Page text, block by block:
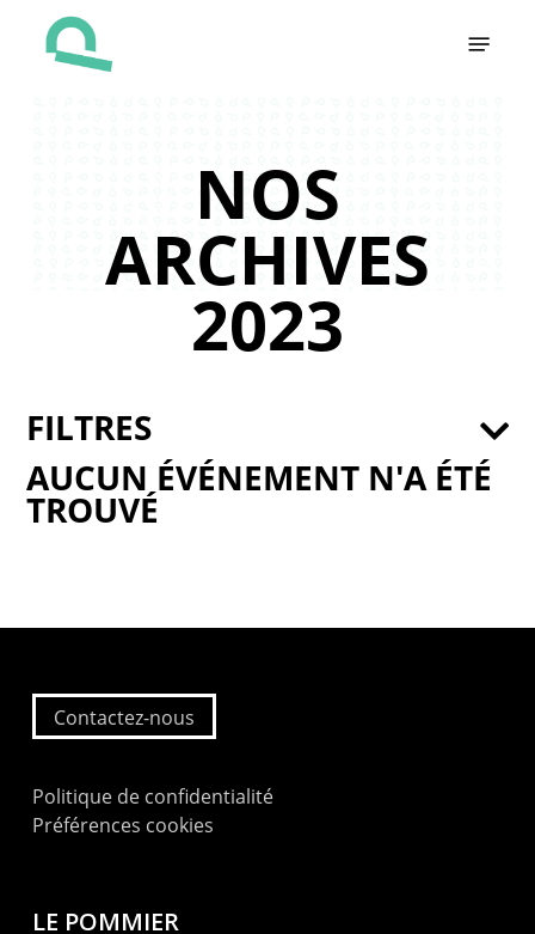
NOS
ARCHIVES
2023
AUCUN ÉVÉNEMENT N'A ÉTÉ
TROUVÉ
FILTRES
Contactez-nous
Politique de confidentialité
Préférences cookies
LE POMMIER